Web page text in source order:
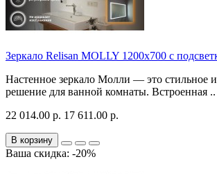
Зеркало Relisan MOLLY 1200х700 с
Настенное зеркало Молли — это стильное
решение для ванной комнаты. Встроенная ..
22 014.00 р. 17 611.00 р.
В корзину
Ваша скидка: -20%